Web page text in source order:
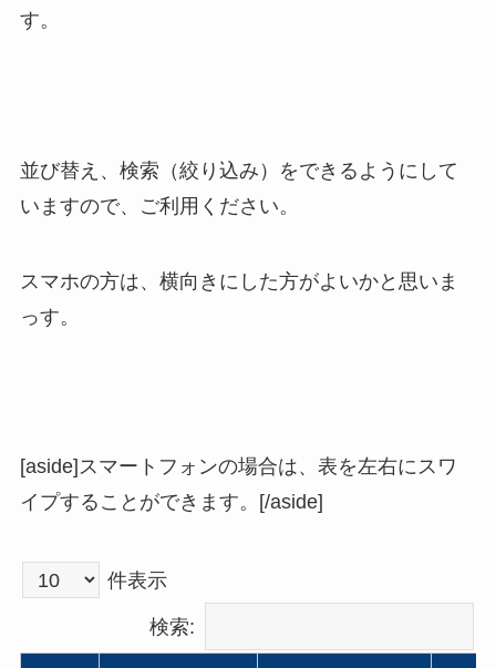
す。
並び替え、検索（絞り込み）をできるようにして
いますので、ご利用ください。
スマホの方は、横向きにした方がよいかと思いま
っす。
[aside]スマートフォンの場合は、表を左右にスワ
イプすることができます。[/aside]
件表示
検索: